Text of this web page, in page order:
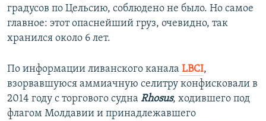
градусов по Цельсию, соблюдено не было. Но самое
главное: этот опаснейший груз, очевидно, так
хранился около 6 лет.
По информации ливанского канала LBCI,
взорвавшуюся аммиачную селитру конфисковали в
2014 году с торгового судна Rhosus, ходившего под
флагом Молдавии и принадлежавшего